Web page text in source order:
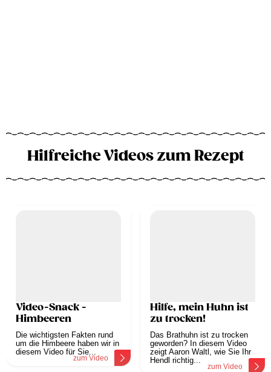
Hilfreiche Videos zum Rezept
Video-Snack -
Himbeeren
Die wichtigsten Fakten rund
um die Himbeere haben wir in
diesem Video für Sie...
zum Video
Hilfe, mein Huhn ist
zu trocken!
Das Brathuhn ist zu trocken
geworden? In diesem Video
zeigt Aaron Waltl, wie Sie Ihr
Hendl richtig...
zum Video